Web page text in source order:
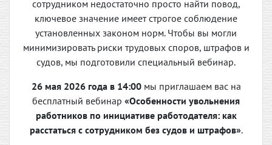
сотрудником недостаточно просто найти повод,
ключевое значение имеет строгое соблюдение
установленных законом норм. Чтобы вы могли
минимизировать риски трудовых споров, штрафов и
судов, мы подготовили специальный вебинар.
26 мая 2026 года в 14:00мы приглашаем вас на
бесплатный вебинар «Особенности увольнения
работников по инициативе работодателя: как
расстаться с сотрудником без судов и штрафов».